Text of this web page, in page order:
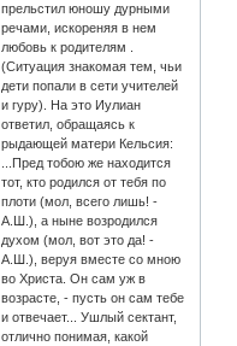
прельстил юношу дурными
речами, искореняя в нем
любовь к родителям .
(Ситуация знакомая тем, чьи
дети попали в сети учителей
и гуру). На это Иулиан
ответил, обращаясь к
рыдающей матери Кельсия:
...Пред тобою же находится
тот, кто родился от тебя по
плоти (мол, всего лишь! -
А.Ш.), а ныне возродился
духом (мол, вот это да! -
А.Ш.), веруя вместе со мною
во Христа. Он сам уж в
возрасте, - пусть он сам тебе
и отвечает... Ушлый сектант,
отлично понимая, какой